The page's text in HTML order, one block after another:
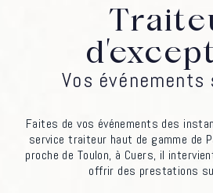
Vos événements
Faites de vos événements des
service traiteur haut de gamme de
proche de Toulon, à Cuers, il
offrir des prestations